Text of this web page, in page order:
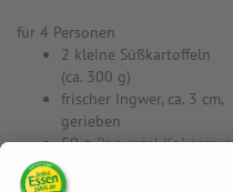
für 4 Personen
2 kleine Süßkartoffeln
(ca. 300 g)
frischer Ingwer, ca. 3 cm,
gerieben
50 gRapunzel Kokosmus
Rapunzel Meersalz